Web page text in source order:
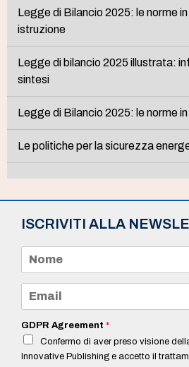
Legge di Bilancio 2025: le norme
istruzione
Legge di bilancio 2025 illustrata:
sintesi
Legge di Bilancio 2025: le norme
Le politiche per la sicurezza
ISCRIVITI ALLA
m
e
a
i
*
GDPR Agreement *
Confermo di aver preso visione
Innovative Publishing e accetto il